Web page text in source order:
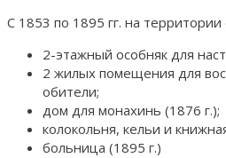
С 1853 по 1895 гг. на
2-этажный особняк для
2 жилых помещения для
обители;
дом для монахинь (1876 г.);
колокольня, кельи и
больница (1895 г.)